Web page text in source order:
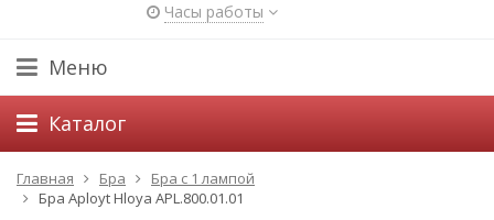
Часы работы
Меню
Каталог
Главная Бра
Бра с 1 лампой
Бра Aployt Hloya APL.800.01.01